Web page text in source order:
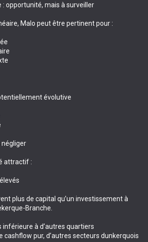
: opportunité, mais à surveiller
Malo peut être pertinent pour :
évolutive
négliger
attractif :
plus de capital qu’un investissement à
Branche.
à d’autres quartiers
cashflow pur, d’autres secteurs dunkerquois